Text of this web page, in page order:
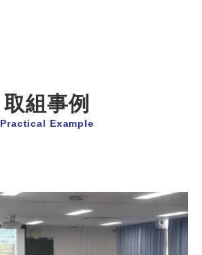
取組事例
Practical Example